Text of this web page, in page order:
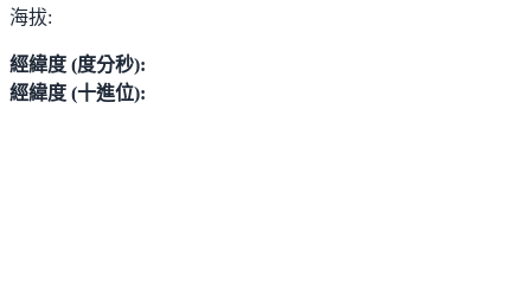
海拔:
經緯度 (度分秒):
經緯度 (十進位):